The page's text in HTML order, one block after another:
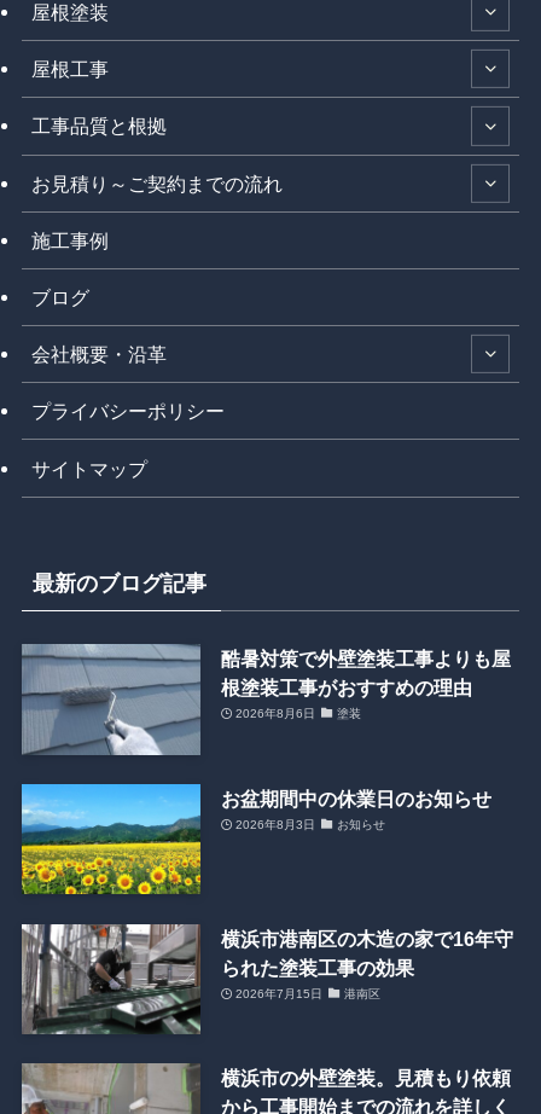
屋根塗装
屋根工事
工事品質と根拠
お見積り～ご契約までの流れ
施工事例
ブログ
会社概要・沿革
プライバシーポリシー
サイトマップ
最新のブログ記事
酷暑対策で外壁塗装工事よりも屋
根塗装工事がおすすめの理由
2026年8月6日 塗装
お盆期間中の休業日のお知らせ
2026年8月3日 お知らせ
横浜市港南区の木造の家で16年守
られた塗装工事の効果
2026年7月15日 港南区
横浜市の外壁塗装。見積もり依頼
から工事開始までの流れを詳しく